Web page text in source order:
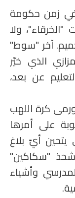
الإقليمي
في زمن حكومة
"الخرقاء"، ولا
آخر "سوط"
الذي خيّر
عن بعد،
كرة اللهب
على أمرها
أيّ بلاغ
"سكاكين"
وأشياء